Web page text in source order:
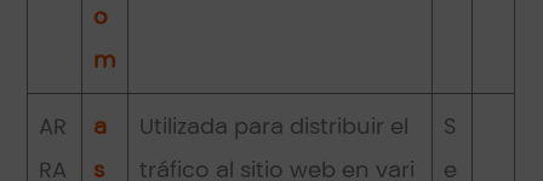
o
m
AR
RA
a
s
Utilizada para distribuir el
tráfico al sitio web en vari
S
e